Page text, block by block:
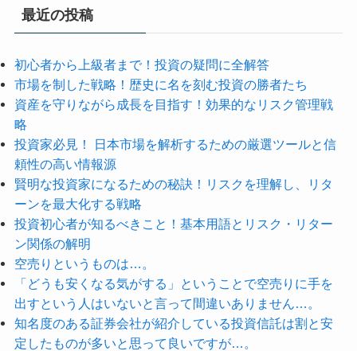
最近の投稿
初心者から上級者まで！投資の疑問に全解答
市場を制した戦略！歴史に名を刻む投資の勝者たち
資産を守りながら成長を目指す！効果的なリスク管理戦
略
投資家必見！ 日本市場を解析するための厳選ツールと信
頼性の高い情報源
賢明な投資家になるための秘訣！リスクを理解し、リタ
ーンを最大化する戦略
投資初心者が知るべきこと！基本用語とリスク・リター
ン関係の解明
空売りというものは…。
「どうも安くなる気がする」ということで空売りに手を
出すという人はいないと言って間違いありません…。
知名度のある証券会社が紹介している投資信託は割と安
定したものが多いと思って良いですが…。